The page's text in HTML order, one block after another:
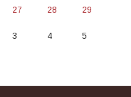
27 28 29
3 4 5